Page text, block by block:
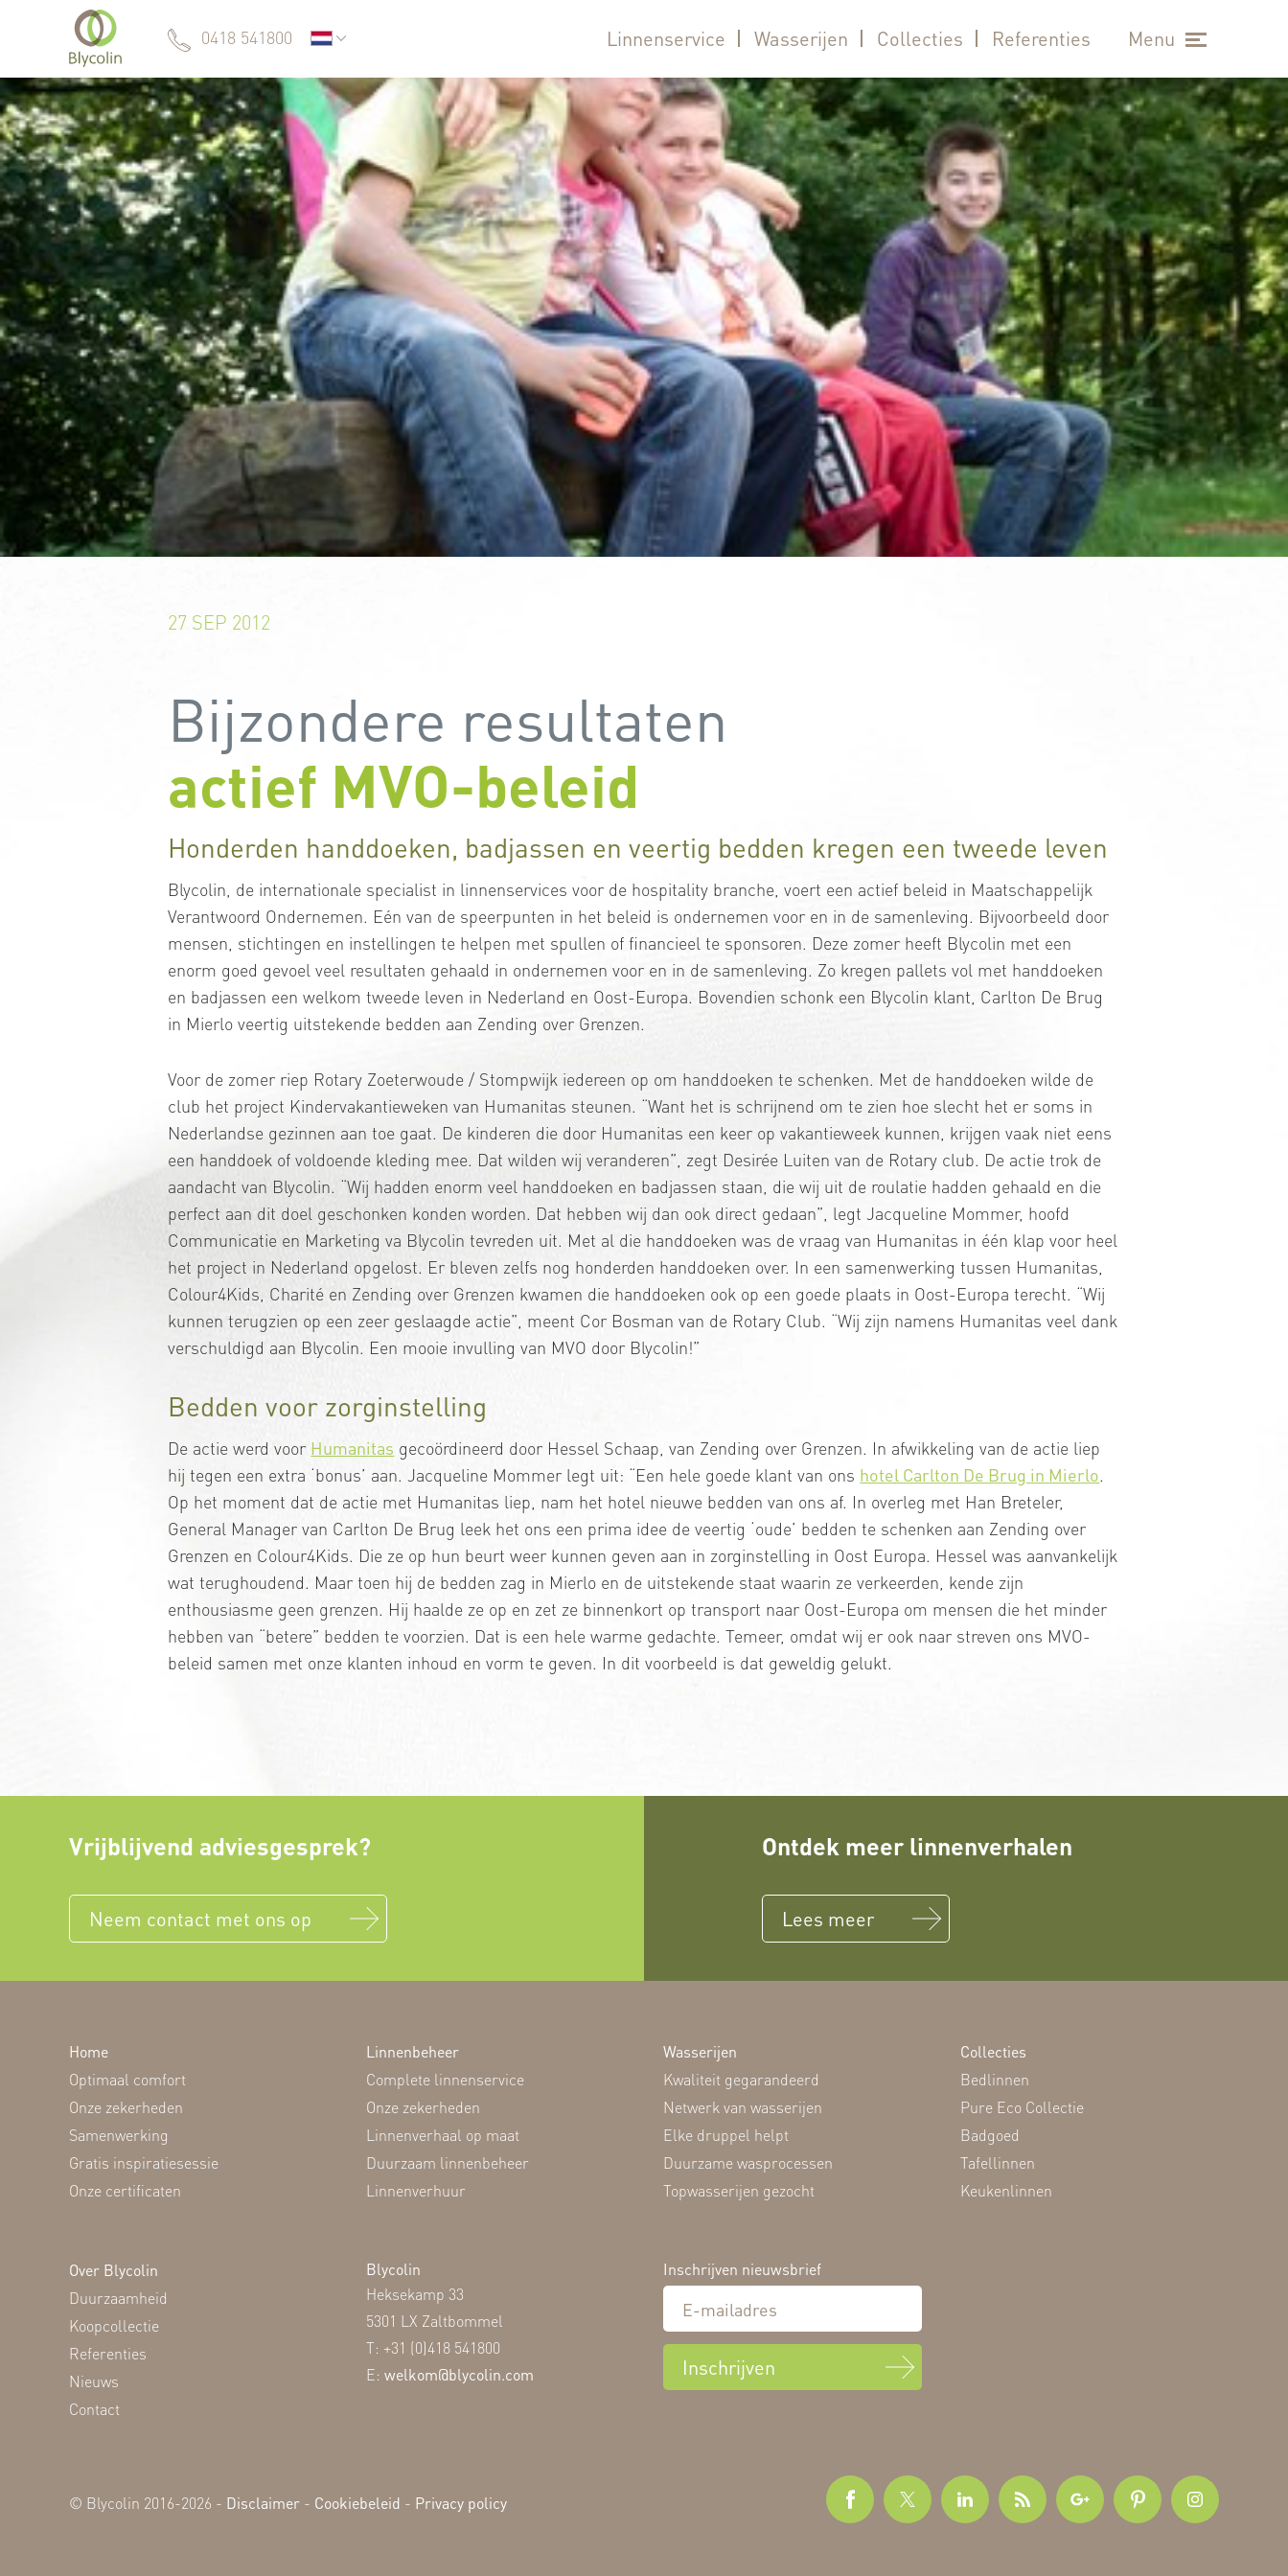
0418 541800 Linnenservice Wasserijen Collecties Referenties Menu
27 SEP 2012
Bijzondere resultaten
actief MVO-beleid
Honderden handdoeken, badjassen en veertig bedden kregen een tweede leven
Blycolin, de internationale specialist in linnenservices voor de hospitality branche, voert een actief beleid in Maatschappelijk
Verantwoord Ondernemen. Eén van de speerpunten in het beleid is ondernemen voor en in de samenleving. Bijvoorbeeld door
mensen, stichtingen en instellingen te helpen met spullen of financieel te sponsoren. Deze zomer heeft Blycolin met een
enorm goed gevoel veel resultaten gehaald in ondernemen voor en in de samenleving. Zo kregen pallets vol met handdoeken
en badjassen een welkom tweede leven in Nederland en Oost-Europa. Bovendien schonk een Blycolin klant, Carlton De Brug
in Mierlo veertig uitstekende bedden aan Zending over Grenzen.
Voor de zomer riep Rotary Zoeterwoude / Stompwijk iedereen op om handdoeken te schenken. Met de handdoeken wilde de
club het project Kindervakantieweken van Humanitas steunen. “Want het is schrijnend om te zien hoe slecht het er soms in
Nederlandse gezinnen aan toe gaat. De kinderen die door Humanitas een keer op vakantieweek kunnen, krijgen vaak niet eens
een handdoek of voldoende kleding mee. Dat wilden wij veranderen”, zegt Desirée Luiten van de Rotary club. De actie trok de
aandacht van Blycolin. “Wij hadden enorm veel handdoeken en badjassen staan, die wij uit de roulatie hadden gehaald en die
perfect aan dit doel geschonken konden worden. Dat hebben wij dan ook direct gedaan”, legt Jacqueline Mommer, hoofd
Communicatie en Marketing va Blycolin tevreden uit. Met al die handdoeken was de vraag van Humanitas in één klap voor heel
het project in Nederland opgelost. Er bleven zelfs nog honderden handdoeken over. In een samenwerking tussen Humanitas,
Colour4Kids, Charité en Zending over Grenzen kwamen die handdoeken ook op een goede plaats in Oost-Europa terecht. “Wij
kunnen terugzien op een zeer geslaagde actie”, meent Cor Bosman van de Rotary Club. “Wij zijn namens Humanitas veel dank
verschuldigd aan Blycolin. Een mooie invulling van MVO door Blycolin!”
Bedden voor zorginstelling
De actie werd voor Humanitas gecoördineerd door Hessel Schaap, van Zending over Grenzen. In afwikkeling van de actie liep
hij tegen een extra ‘bonus’ aan. Jacqueline Mommer legt uit: “Een hele goede klant van ons hotel Carlton De Brug in Mierlo.
Op het moment dat de actie met Humanitas liep, nam het hotel nieuwe bedden van ons af. In overleg met Han Breteler,
General Manager van Carlton De Brug leek het ons een prima idee de veertig ‘oude’ bedden te schenken aan Zending over
Grenzen en Colour4Kids. Die ze op hun beurt weer kunnen geven aan in zorginstelling in Oost Europa. Hessel was aanvankelijk
wat terughoudend. Maar toen hij de bedden zag in Mierlo en de uitstekende staat waarin ze verkeerden, kende zijn
enthousiasme geen grenzen. Hij haalde ze op en zet ze binnenkort op transport naar Oost-Europa om mensen die het minder
hebben van “betere” bedden te voorzien. Dat is een hele warme gedachte. Temeer, omdat wij er ook naar streven ons MVO-
beleid samen met onze klanten inhoud en vorm te geven. In dit voorbeeld is dat geweldig gelukt.
Vrijblijvend adviesgesprek?
Neem contact met ons op
Ontdek meer linnenverhalen
Lees meer
Home
Optimaal comfort
Onze zekerheden
Samenwerking
Gratis inspiratiesessie
Onze certificaten
Linnenbeheer
Complete linnenservice
Onze zekerheden
Linnenverhaal op maat
Duurzaam linnenbeheer
Linnenverhuur
Wasserijen
Kwaliteit gegarandeerd
Netwerk van wasserijen
Elke druppel helpt
Duurzame wasprocessen
Topwasserijen gezocht
Collecties
Bedlinnen
Pure Eco Collectie
Badgoed
Tafellinnen
Keukenlinnen
Over Blycolin
Duurzaamheid
Koopcollectie
Referenties
Nieuws
Contact
Blycolin
Heksekamp 33
5301 LX Zaltbommel
T: +31 (0)418 541800
E: welkom@blycolin.com
Inschrijven nieuwsbrief
Inschrijven
© Blycolin 2016-2026 - Disclaimer - Cookiebeleid - Privacy policy